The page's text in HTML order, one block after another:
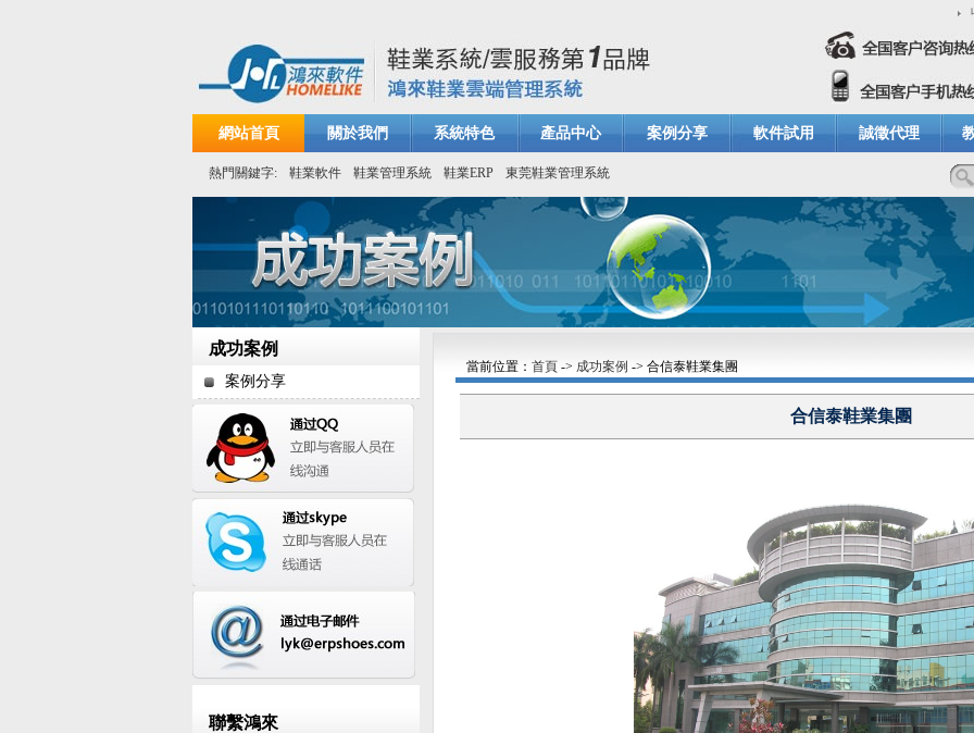
網站首頁 關於我們 系統特色 產品中心 案例分享 軟件試用 誠徵代理
熱門關鍵字: 鞋業軟件 鞋業管理系統 鞋業ERP 東莞鞋業管理系統
成功案例
案例分享
聯繫鴻來
當前位置： 首頁 -> 成功案例 -> 合信泰鞋業集團
合信泰鞋業集團